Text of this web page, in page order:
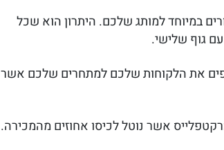
במיוחד למותג שלכם. היתרון הוא שכל
גוף שלישי.
את הלקוחות שלכם למתחרים שלכם אשר
אשר נוטל לכיסו אחוזים מהמכירה.